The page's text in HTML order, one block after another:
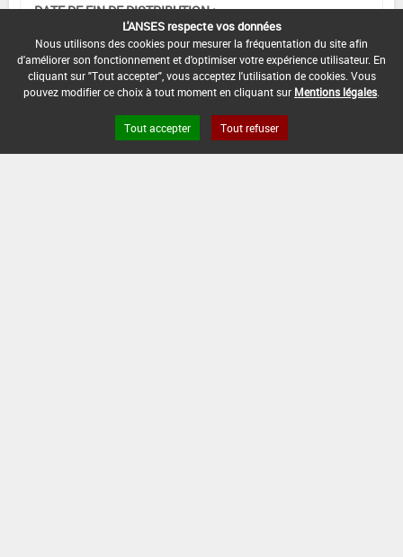
DATE DE FIN DE DISTRIBUTION :
DATE DE FIN D'UTILISATION :
-
L'ANSES respecte vos données
Nous utilisons des cookies pour mesurer la fréquentation du site afin
d'améliorer son fonctionnement et d'optimiser votre expérience utilisateur. En
cliquant sur "Tout accepter", vous acceptez l'utilisation de cookies. Vous
pouvez modifier ce choix à tout moment en cliquant sur Mentions légales
Tout accepter Tout refuser